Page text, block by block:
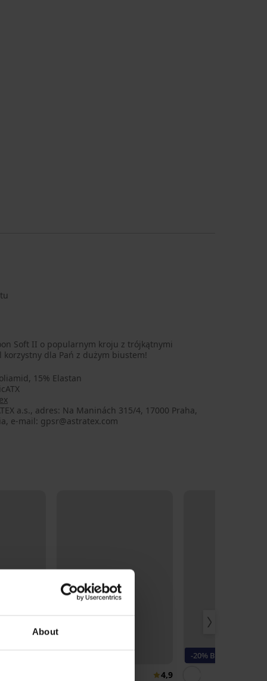
About
Soft II o popularnym kroju z trójkątnymi
dla Pań z dużym biustem!
15% Elastan
a.s., adres: Na Maninách 315/4, 17000 Praha,
e-mail: gpsr@astratex.com
4,9
-20% BRA20